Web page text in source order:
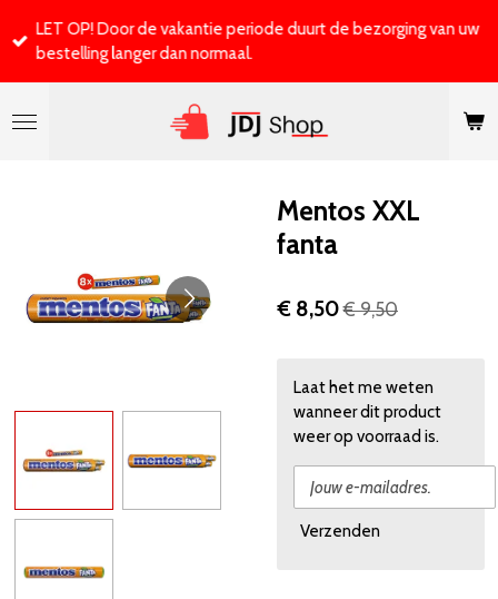
direct
hoofdinhoud
LET OP! Door de vakantie periode duurt de bezorging van uw
bestelling langer dan normaal.
Mentos XXL
fanta
€ 8,50 € 9,50
Laat het me weten
wanneer dit product
weer op voorraad is.
Verzenden